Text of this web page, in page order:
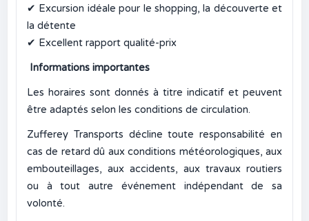
✔ Excursion idéale pour le shopping, la découverte et
la détente
✔ Excellent rapport qualité-prix
Informations importantes
Les horaires sont donnés à titre indicatif et peuvent
être adaptés selon les conditions de circulation.
Zufferey Transports décline toute responsabilité en
cas de retard dû aux conditions météorologiques, aux
embouteillages, aux accidents, aux travaux routiers
ou à tout autre événement indépendant de sa
volonté.